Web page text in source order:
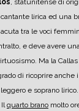
, statunitense di
lirica ed una
acuta tra le voci
e deve avere
Ma la
di ricoprire anche
e soprano
Ilquarto brano molto